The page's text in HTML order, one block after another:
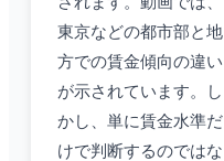
東京などの都市部と地
方での賃金傾向の違い
が示されています。し
かし、単に賃金水準だ
けで判断するのではな